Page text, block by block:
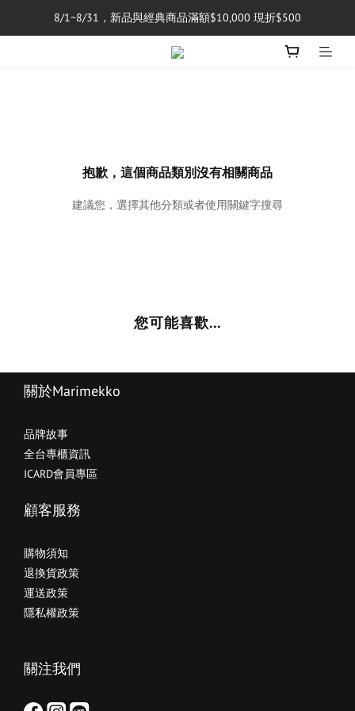
單筆消費滿$5,000享免運費
8/1~8/31，新品與經典商品滿額$10,000 現折$500
單筆消費滿$5,000享免運費
抱歉，這個商品類別沒有相關商品
建議您，選擇其他分類或者使用關鍵字搜尋
您可能喜歡...
關於Marimekko
品牌故事
全台專櫃資訊
ICARD會員專區
顧客服務
購物須知
退換貨政策
運送政策
隱私權政策
關注我們